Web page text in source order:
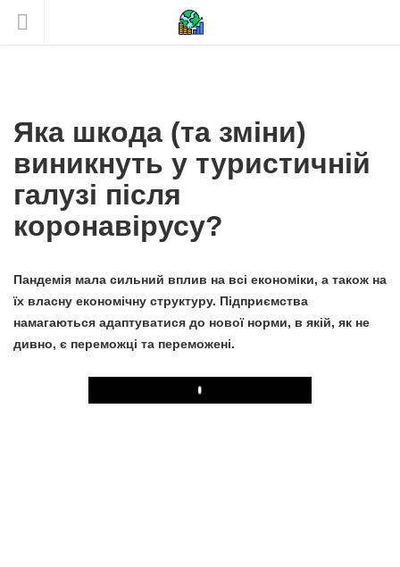
Яка шкода (та зміни)
виникнуть у туристичній
галузі після
коронавірусу?
Пандемія мала сильний вплив на всі економіки, а також на
їх власну економічну структуру. Підприємства
намагаються адаптуватися до нової норми, в якій, як не
дивно, є переможці та переможені.
Play